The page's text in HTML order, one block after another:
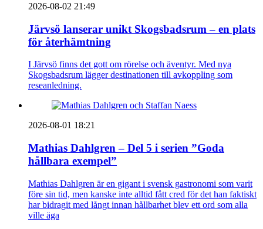
2026-08-02 21:49
Järvsö lanserar unikt Skogsbadsrum – en plats
för återhämtning
I Järvsö finns det gott om rörelse och äventyr. Med nya
Skogsbadsrum lägger destinationen till avkoppling som
reseanledning.
2026-08-01 18:21
Mathias Dahlgren – Del 5 i serien ”Goda
hållbara exempel”
Mathias Dahlgren är en gigant i svensk gastronomi som varit
före sin tid, men kanske inte alltid fått cred för det han faktiskt
har bidragit med långt innan hållbarhet blev ett ord som alla
ville äga